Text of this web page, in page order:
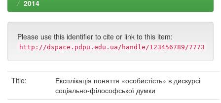
2014
Please use this identifier to cite or link to this item:
http://dspace.pdpu.edu.ua/handle/123456789/7773
Title:
Експлікація поняття «особистість» в дискурсі
соціально-філософської думки